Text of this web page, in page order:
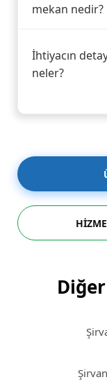
mekan nedir?
İhtiyacın
neler?